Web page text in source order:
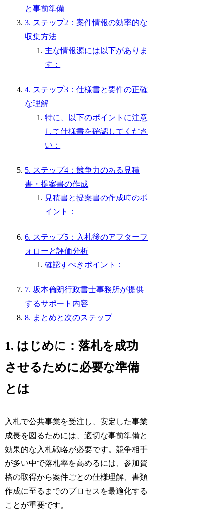
と事前準備
3. ステップ2：案件情報の効率的な
収集方法
主な情報源には以下がありま
す：
4. ステップ3：仕様書と要件の正確
な理解
特に、以下のポイントに注意
して仕様書を確認してくださ
い：
5. ステップ4：競争力のある見積
書・提案書の作成
見積書と提案書の作成時のポ
イント：
6. ステップ5：入札後のアフターフ
ォローと評価分析
確認すべきポイント：
7. 坂本倫朗行政書士事務所が提供
するサポート内容
8. まとめと次のステップ
1. はじめに：落札を成功
させるために必要な準備
とは
入札で公共事業を受注し、安定した事業
成長を図るためには、適切な事前準備と
効果的な入札戦略が必要です。競争相手
が多い中で落札率を高めるには、参加資
格の取得から案件ごとの仕様理解、書類
作成に至るまでのプロセスを最適化する
ことが重要です。